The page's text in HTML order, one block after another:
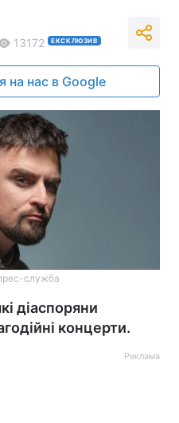
13172 ЕКСКЛЮЗИВ
на нас в Google
служба
діаспоряни
концерти.
Реклама